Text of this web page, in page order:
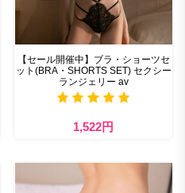
【セール開催中】ブラ・ショーツセ
ット(BRA・SHORTS SET) セクシー
ランジェリー av
1,522円